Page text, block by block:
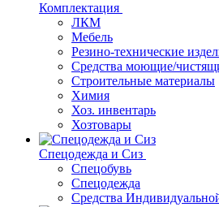
Комплектация
ЛКМ
Мебель
Резино-технические
Средства моющие/
Строительные материалы
Химия
Хоз. инвентарь
Хозтовары
Спецодежда и Сиз
Спецобувь
Спецодежда
Средства